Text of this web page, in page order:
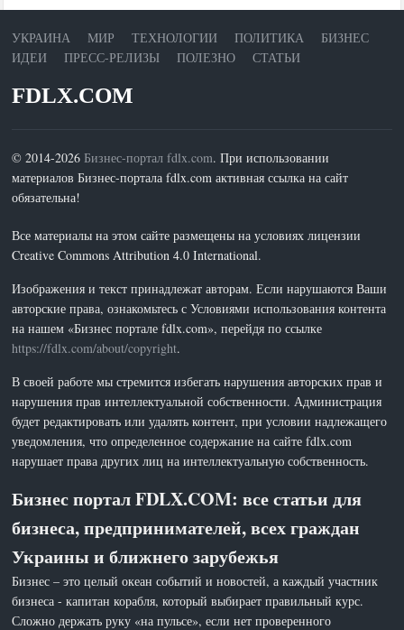
УКРАИНА МИР ТЕХНОЛОГИИ ПОЛИТИКА
БИЗНЕС
ИДЕИ
ПРЕСС-РЕЛИЗЫ ПОЛЕЗНО СТАТЬИ
FDLX.COM
© 2014-2026 Бизнес-портал fdlx.com. При использовании
материалов Бизнес-портала fdlx.com активная ссылка на сайт
обязательна!
Все материалы на этом сайте размещены на условиях лицензии
Creative Commons Attribution 4.0 International.
Изображения и текст принадлежат авторам. Если нарушаются Ваши
авторские права, ознакомьтесь с Условиями использования контента
на нашем «Бизнес портале fdlx.com», перейдя по ссылке
https://fdlx.com/about/copyright.
В своей работе мы стремится избегать нарушения авторских прав и
нарушения прав интеллектуальной собственности. Администрация
будет редактировать или удалять контент, при условии надлежащего
уведомления, что определенное содержание на сайте fdlx.com
нарушает права других лиц на интеллектуальную собственность.
Бизнес портал FDLX.COM: все статьи для
бизнеса, предпринимателей, всех граждан
Украины и ближнего зарубежья
Бизнес – это целый океан событий и новостей, а каждый участник
бизнеса - капитан корабля, который выбирает правильный курс.
Сложно держать руку «на пульсе», если нет проверенного